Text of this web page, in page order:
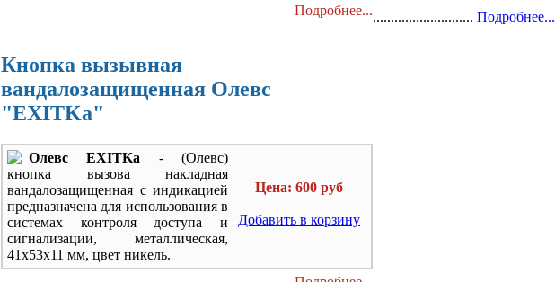
Подробнее...
Кнопка вызывная
вандалозащищенная Олевс
"EXITKa"
Олевс EXITKa - (Олевс)
кнопка вызова накладная
вандалозащищенная c индикацией
предназначена для использования в
системах контроля доступа и
сигнализации, металлическая,
41х53х11 мм, цвет никель.
Цена: 600 руб
Добавить в корзину
............................ Подробнее...